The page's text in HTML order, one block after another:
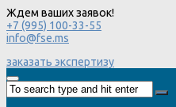
Ждем ваших заявок!
+7 (995) 100-33-55
info@fse.ms
заказать экспертизу